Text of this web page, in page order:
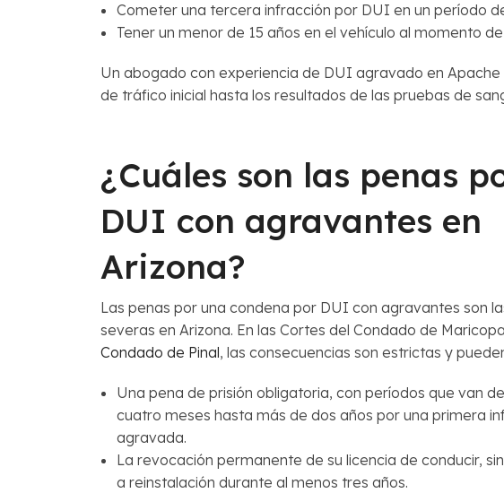
Cometer una tercera infracción por DUI en un período
Tener un menor de 15 años en el vehículo al momento
Un abogado con experiencia de DUI agravado en
de tráfico inicial hasta los resultados de las pruebas de
¿Cuáles son las penas
DUI con agravantes en
Arizona?
Las penas por una condena por DUI con agravantes son
severas en Arizona. En las Cortes del Condado de
Condado de Pinal, las consecuencias son estrictas y
Una pena de prisión obligatoria, con períodos que van
cuatro meses hasta más de dos años por una primera
agravada.
La revocación permanente de su licencia de conducir,
a reinstalación durante al menos tres años.